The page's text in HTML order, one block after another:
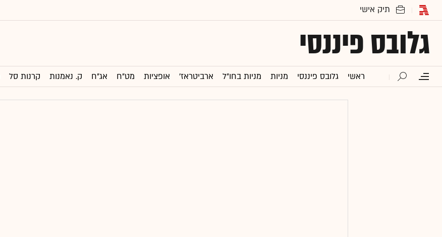
גלובס פיננסי
ראשי גלובס פיננסי מניות מניות בחו"ל ארביטראז' אופציות מט"ח אג"ח ק. נאמנות קרנות סל